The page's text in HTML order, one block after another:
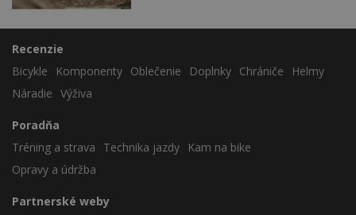
Recenzie
Bicykle
Komponenty Oblečenie Doplnky Chrániče
Helmy
Náradie Výživa
Poradňa
Tréning a strava
Technika jazdy
Kam na bike
Opravy a údržba
Partnerské weby